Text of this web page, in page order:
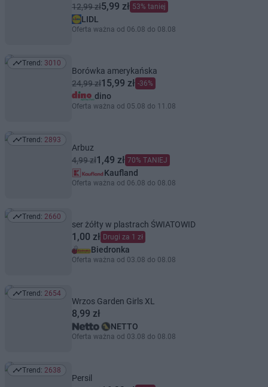
12,99 zł5,99 zł 53% taniej
LIDL
Oferta ważna od 06.08 do 08.08
Trend: 3010
Trend: 3010
Borówka amerykańska
24,99 zł15,99 zł -36%
dino
Oferta ważna od 05.08 do 11.08
Trend: 2893
Trend: 2893
Arbuz
4,99 zł1,49 zł 70% TANIEJ
Kaufland
Oferta ważna od 06.08 do 08.08
Trend: 2660
Trend: 2660
ser żółty w plastrach ŚWIATOWID
1,00 zł Drugi za 1 zł
Biedronka
Oferta ważna od 03.08 do 08.08
Trend: 2654
Trend: 2654
Wrzos Garden Girls XL
8,99 zł
NETTO
Oferta ważna od 03.08 do 08.08
Trend: 2638
Trend: 2638
Persil